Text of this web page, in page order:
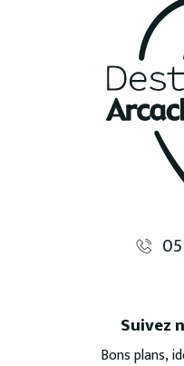
Suivez
Bons plans,